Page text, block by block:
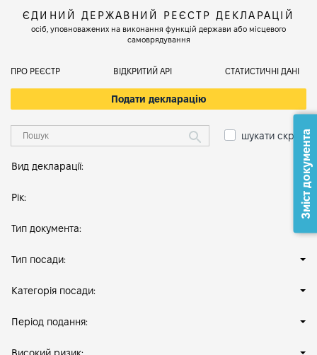
ЄДИНИЙ ДЕРЖАВНИЙ РЕЄСТР ДЕКЛАРАЦІЙ
осіб, уповноважених на виконання функцій держави або місцевого
самоврядування
ПРО РЕЄСТР ВІДКРИТИЙ АРІ СТАТИСТИЧНІ ДАНІ
Подати декларацію
шукати скрізь
Вид декларації:
Рік:
Тип документа:
Тип посади:
Категорія посади:
Період подання:
Зміст документа